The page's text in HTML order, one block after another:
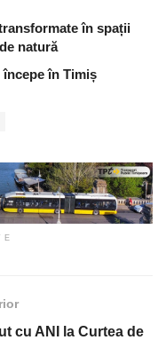
în spații
natură
în Timiș
cu ANI la Curtea de